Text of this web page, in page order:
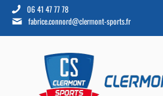
06 41 47 77 78
fabrice.connord@clermont-sports.fr